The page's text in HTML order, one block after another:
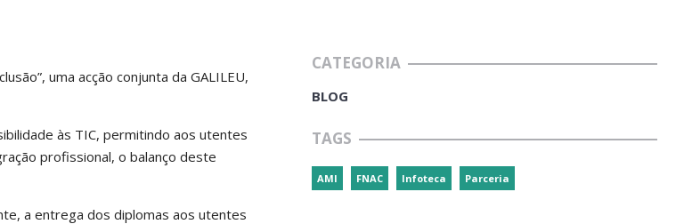
uma acção conjunta da GALILEU,
às TIC, permitindo aos utentes
profissional, o balanço deste
a entrega dos diplomas aos utentes
CATEGORIA
BLOG
TAGS
AMI FNAC Infoteca Parceria